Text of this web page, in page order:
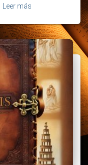
Leer más